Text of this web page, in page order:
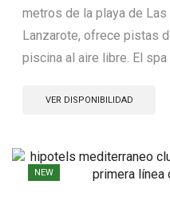
metros de la playa de Las
Lanzarote, ofrece pistas
piscina al aire libre. El spa
VER DISPONIBILIDAD
NEW